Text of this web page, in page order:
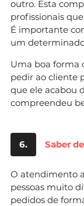
outro. Esta
profissionais
É importante
um
Uma boa forma
pedir ao cliente
que ele acabou
compreendeu
6. Saber
O atendimento
pessoas muito
pedidos de